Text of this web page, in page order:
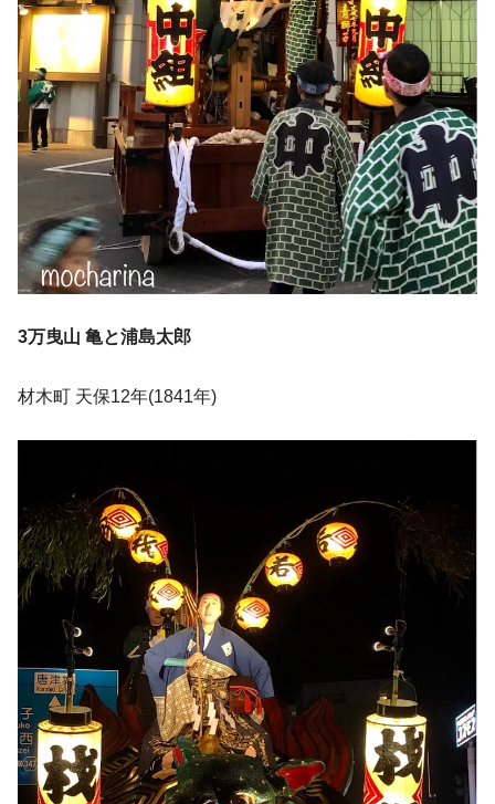
3万曳山 亀と浦島太郎
材木町 天保12年(1841年)